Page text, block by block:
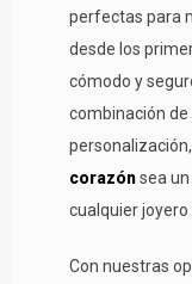
perfectas para
desde los
cómodo y
combinación
corazónsea
cualquier
Con nuestras